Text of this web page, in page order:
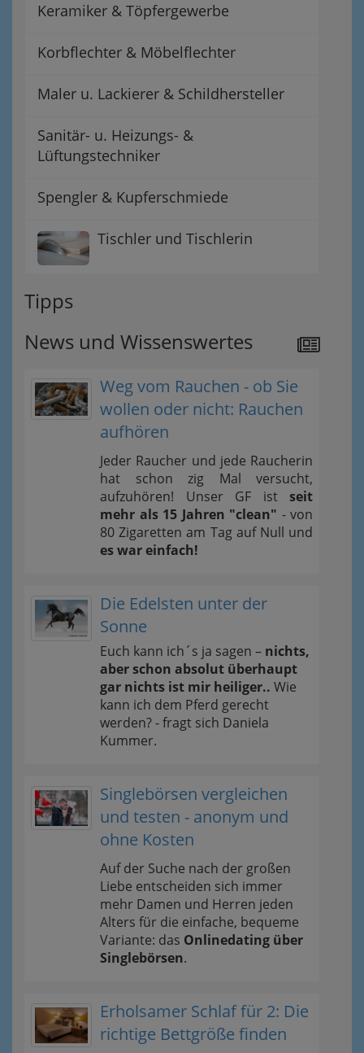
Keramiker & Töpfergewerbe
Korbflechter & Möbelflechter
Maler u. Lackierer & Schildhersteller
Sanitär- u. Heizungs- &
Lüftungstechniker
Spengler & Kupferschmiede
Tischler und Tischlerin
Tipps
News und Wissenswertes
Weg vom Rauchen - ob Sie
wollen oder nicht: Rauchen
aufhören
Jeder Raucher und jede Raucherin
hat schon zig Mal versucht,
aufzuhören! Unser GF ist seit
mehr als 15 Jahren "clean" - von
80 Zigaretten am Tag auf Null und
es war einfach!
Die Edelsten unter der
Sonne
Euch kann ich´s ja sagen – nichts,
aber schon absolut überhaupt
gar nichts ist mir heiliger.. Wie
kann ich dem Pferd gerecht
werden? - fragt sich Daniela
Kummer.
Singlebörsen vergleichen
und testen - anonym und
ohne Kosten
Auf der Suche nach der großen
Liebe entscheiden sich immer
mehr Damen und Herren jeden
Alters für die einfache, bequeme
Variante: das Onlinedating über
Singlebörsen.
Erholsamer Schlaf für 2: Die
richtige Bettgröße finden